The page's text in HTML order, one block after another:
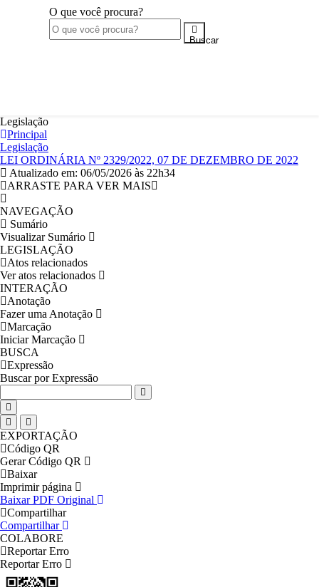
O que você procura?
Buscar
Legislação
Principal
Legislação
LEI ORDINÁRIA Nº 2329/2022, 07 DE DEZEMBRO DE 2022
Atualizado em: 06/05/2026 às 22h34
ARRASTE PARA VER MAIS
NAVEGAÇÃO
Sumário
Visualizar Sumário
LEGISLAÇÃO
Atos relacionados
Ver atos relacionados
INTERAÇÃO
Anotação
Fazer uma Anotação
Marcação
Iniciar Marcação
BUSCA
Expressão
Buscar por Expressão
EXPORTAÇÃO
Código QR
Gerar Código QR
Baixar
Imprimir página
Baixar PDF Original
Compartilhar
Compartilhar
COLABORE
Reportar Erro
Reportar Erro